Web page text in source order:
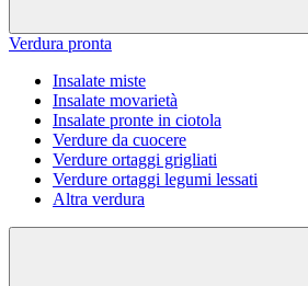
Verdura pronta
Insalate miste
Insalate movarietà
Insalate pronte in ciotola
Verdure da cuocere
Verdure ortaggi grigliati
Verdure ortaggi legumi lessati
Altra verdura